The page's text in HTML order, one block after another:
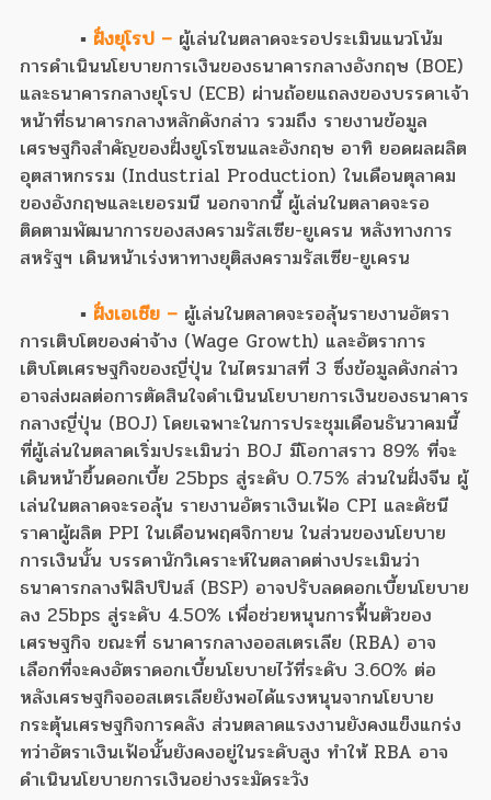
▪ ฝั่งยุโรป – ผู้เล่นในตลาดจะรอประเมินแนวโน้ม
การดำเนินนโยบายการเงินของธนาคารกลางอังกฤษ (BOE)
และธนาคารกลางยุโรป (ECB) ผ่านถ้อยแถลงของบรรดาเจ้า
หน้าที่ธนาคารกลางหลักดังกล่าว รวมถึง รายงานข้อมูล
เศรษฐกิจสำคัญของฝั่งยูโรโซนและอังกฤษ อาทิ ยอดผลผลิต
อุตสาหกรรม (Industrial Production) ในเดือนตุลาคม
ของอังกฤษและเยอรมนี นอกจากนี้ ผู้เล่นในตลาดจะรอ
ติดตามพัฒนาการของสงครามรัสเซีย-ยูเครน หลังทางการ
สหรัฐฯ เดินหน้าเร่งหาทางยุติสงครามรัสเซีย-ยูเครน
▪ ฝั่งเอเชีย – ผู้เล่นในตลาดจะรอลุ้นรายงานอัตรา
การเติบโตของค่าจ้าง (Wage Growth) และอัตราการ
เติบโตเศรษฐกิจของญี่ปุ่น ในไตรมาสที่ 3 ซึ่งข้อมูลดังกล่าว
อาจส่งผลต่อการตัดสินใจดำเนินนโยบายการเงินของธนาคาร
กลางญี่ปุ่น (BOJ) โดยเฉพาะในการประชุมเดือนธันวาคมนี้
ที่ผู้เล่นในตลาดเริ่มประเมินว่า BOJ มีโอกาสราว 89% ที่จะ
เดินหน้าขึ้นดอกเบี้ย 25bps สู่ระดับ 0.75% ส่วนในฝั่งจีน ผู้
เล่นในตลาดจะรอลุ้น รายงานอัตราเงินเฟ้อ CPI และดัชนี
ราคาผู้ผลิต PPI ในเดือนพฤศจิกายน ในส่วนของนโยบาย
การเงินนั้น บรรดานักวิเคราะห์ในตลาดต่างประเมินว่า
ธนาคารกลางฟิลิปปินส์ (BSP) อาจปรับลดดอกเบี้ยนโยบาย
ลง 25bps สู่ระดับ 4.50% เพื่อช่วยหนุนการฟื้นตัวของ
เศรษฐกิจ ขณะที่ ธนาคารกลางออสเตรเลีย (RBA) อาจ
เลือกที่จะคงอัตราดอกเบี้ยนโยบายไว้ที่ระดับ 3.60% ต่อ
หลังเศรษฐกิจออสเตรเลียยังพอได้แรงหนุนจากนโยบาย
กระตุ้นเศรษฐกิจการคลัง ส่วนตลาดแรงงานยังคงแข็งแกร่ง
ทว่าอัตราเงินเฟ้อนั้นยังคงอยู่ในระดับสูง ทำให้ RBA อาจ
ดำเนินนโยบายการเงินอย่างระมัดระวัง